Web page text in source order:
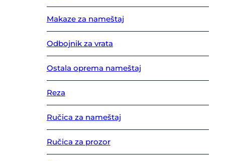
Makaze za nameštaj
Odbojnik za vrata
Ostala oprema nameštaj
Reza
Ručica za nameštaj
Ručica za prozor